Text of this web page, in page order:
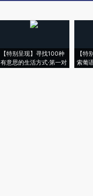
【特别呈现】寻找100种
有意思的生活方式·第一对
【特
索葡